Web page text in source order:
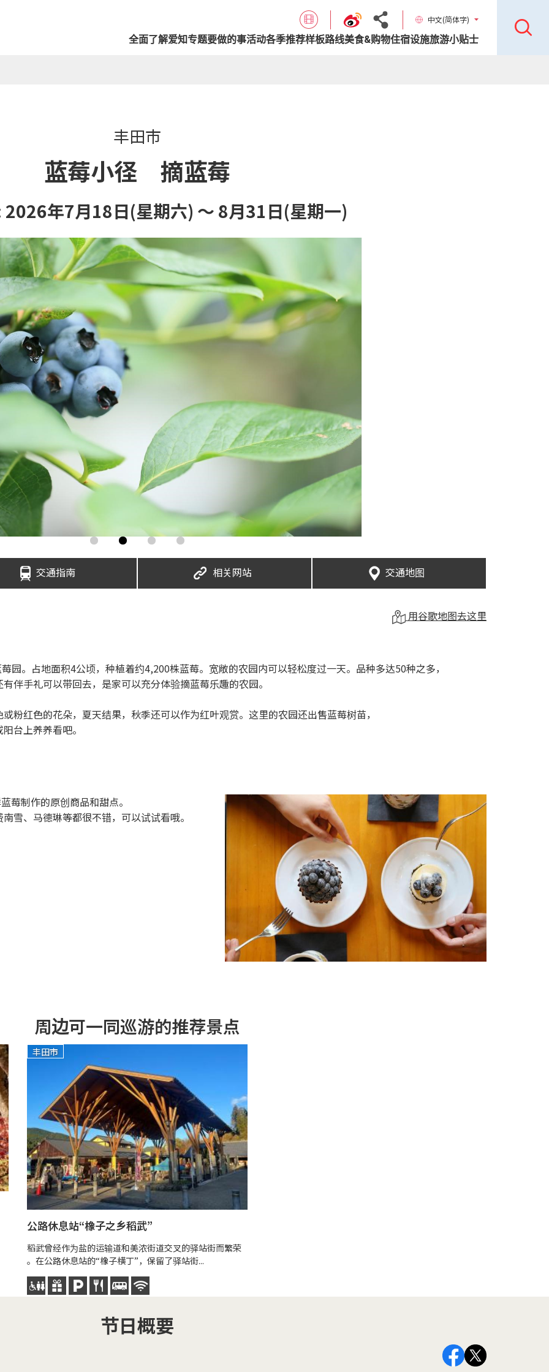
中文(简体字)
全面了解爱知专题要做的事活动各季推荐样板路线美食&购物住宿设施旅游小贴士
丰田市
蓝莓小径 摘蓝莓
2026年7月18日(星期六) ～ 8月31日(星期一)
交通指南 相关网站 交通地图
用谷歌地图去这里
园。占地面积4公顷，种植着约4,200株蓝莓。宽敞的农园内可以轻松度过一天。品种多达50种之多，
伴手礼可以带回去，是家可以充分体验摘蓝莓乐趣的农园。
粉红色的花朵，夏天结果，秋季还可以作为红叶观赏。这里的农园还出售蓝莓树苗，
台上养养看吧。
莓制作的原创商品和甜点。
雪、马德琳等都很不错，可以试试看哦。
周边可一同巡游的推荐景点
丰田市
公路休息站“橡子之乡稻武”
稻武曾经作为盐的运输道和美浓街道交叉的驿站街而繁荣
。在公路休息站的“橡子横丁”，保留了驿站街...
节日概要